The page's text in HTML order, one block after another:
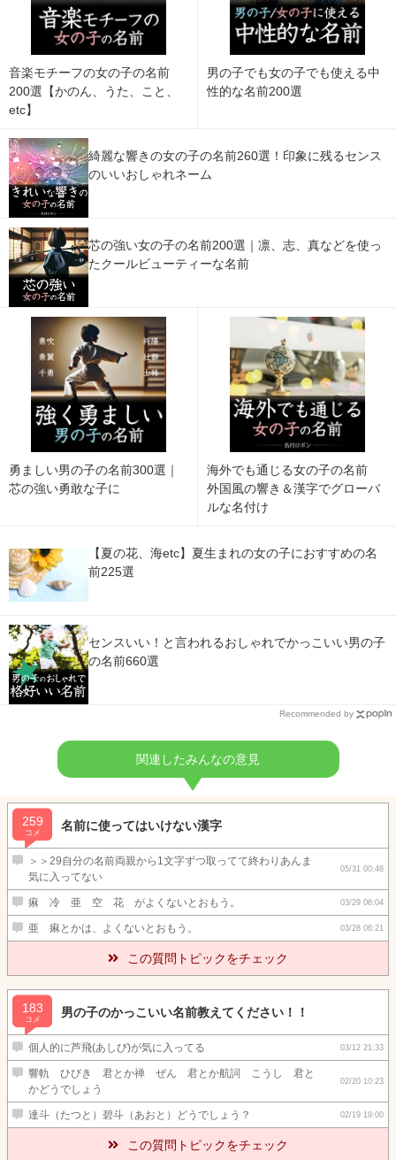
音楽モチーフの女の子の名前
200選【かのん、うた、こと、
etc】
男の子でも女の子でも使える中
性的な名前200選
綺麗な響きの女の子の名前260選！印象に残るセンス
のいいおしゃれネーム
芯の強い女の子の名前200選｜凛、志、真などを使っ
たクールビューティーな名前
勇ましい男の子の名前300選｜
芯の強い勇敢な子に
海外でも通じる女の子の名前
外国風の響き＆漢字でグローバ
ルな名付け
【夏の花、海etc】夏生まれの女の子におすすめの名
前225選
センスいい！と言われるおしゃれでかっこいい男の子
の名前660選
Recommended by
関連したみんなの意見
259
コメ
名前に使ってはいけない漢字
＞＞29自分の名前両親から1文字ずつ取ってて終わりあんま
気に入ってない
05/31 00:48
痳 冷 亜 空 花 がよくないとおもう。 03/29 06:04
亜 痳とかは、よくないとおもう。 03/28 06:21
この質問トピックをチェック
183
コメ
男の子のかっこいい名前教えてください！！
個人的に芦飛(あしび)が気に入ってる 03/12 21:33
響軌 ひびき 君とか禅 ぜん 君とか航詞 こうし 君と
かどうでしょう
02/20 10:23
達斗（たつと）碧斗（あおと）どうでしょう？ 02/19 19:00
この質問トピックをチェック